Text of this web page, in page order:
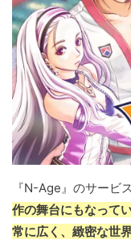
『N-Age』のサービ
作の舞台にもなって
常に広く、緻密な世